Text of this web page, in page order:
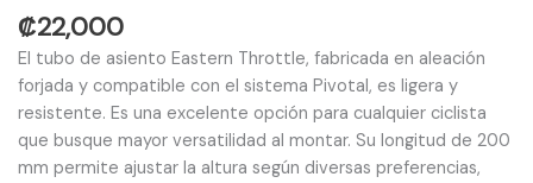
₡22,000
El tubo de asiento Eastern Throttle, fabricada en aleación
forjada y compatible con el sistema Pivotal, es ligera y
resistente. Es una excelente opción para cualquier ciclista
que busque mayor versatilidad al montar. Su longitud de 200
mm permite ajustar la altura según diversas preferencias,
cantidad